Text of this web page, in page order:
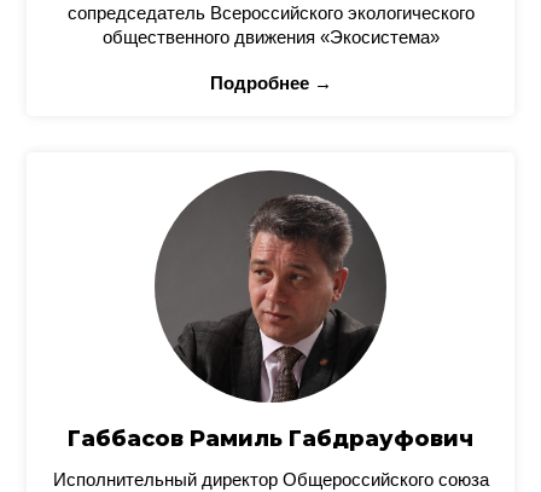
сопредседатель Всероссийского экологического
общественного движения «Экосистема»
Подробнее →
Габбасов Рамиль Габдрауфович
Исполнительный директор Общероссийского союза